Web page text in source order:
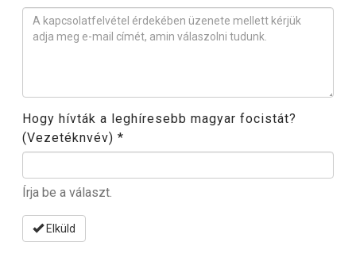
Hogy hívták a leghíresebb magyar focistát?
(Vezetéknvév) *
Írja be a választ.
Elküld